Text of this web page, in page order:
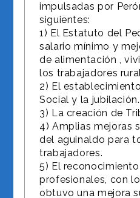
impulsadas por
siguientes:
1) El Estatuto del
salario mínimo y
de alimentación ,
los trabajadores
2) El
Social y la jubilación.
3) La creación de
4) Amplias mejoras
del aguinaldo para
trabajadores.
5) El
profesionales, con
obtuvo una mejora